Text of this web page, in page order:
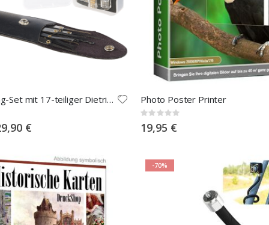
Lockpicking-Set mit 17-teiliger Dietrich-Tasche und Übungs-Schloss
€
Photo Poster Printer
Rating:
0%
19,95 €
-70%